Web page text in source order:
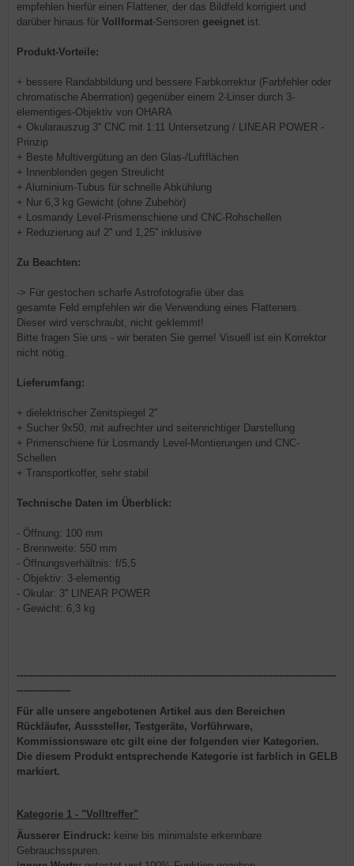
empfehlen hierfür einen Flattener, der das Bildfeld korrigiert und
darüber hinaus für Vollformat-Sensoren geeignet ist.
Produkt-Vorteile:
+ bessere Randabbildung und bessere Farbkorrektur (Farbfehler oder
chromatische Aberrration) gegenüber einem 2-Linser durch 3-
elementiges-Objektiv von OHARA
+ Okularauszug 3'' CNC mit 1:11 Untersetzung / LINEAR POWER -
Prinzip
+ Beste Multivergütung an den Glas-/Luftflächen
+ Innenblenden gegen Streulicht
+ Aluminium-Tubus für schnelle Abkühlung
+ Nur 6,3 kg Gewicht (ohne Zubehör)
+ Losmandy Level-Prismenschiene und CNC-Rohschellen
+ Reduzierung auf 2'' und 1,25'' inklusive
Zu Beachten:
-> Für gestochen scharfe Astrofotografie über das
gesamte Feld empfehlen wir die Verwendung eines Flatteners.
Dieser wird verschraubt, nicht geklemmt!
Bitte fragen Sie uns - wir beraten Sie gerne! Visuell ist ein Korrektor
nicht nötig.
Lieferumfang:
+ dielektrischer Zenitspiegel 2''
+ Sucher 9x50, mit aufrechter und seitenrichtiger Darstellung
+ Primenschiene für Losmandy Level-Montierungen und CNC-
Schellen
+ Transportkoffer, sehr stabil
Technische Daten im Überblick:
- Öffnung: 100 mm
- Brennweite: 550 mm
- Öffnungsverhältnis: f/5,5
- Objektiv: 3-elementig
- Okular: 3'' LINEAR POWER
- Gewicht: 6,3 kg
-----------------------------------------------------------------------------------------------------
-----------------
Für alle unsere angebotenen Artikel aus den Bereichen
Rückläufer, Ausssteller, Testgeräte, Vorführware,
Kommissionsware etc gilt eine der folgenden vier Kategorien.
Die diesem Produkt entsprechende Kategorie ist farblich in GELB
markiert.
Kategorie 1 - "Volltreffer"
Äusserer Eindruck: keine bis minimalste erkennbare
Gebrauchsspuren.